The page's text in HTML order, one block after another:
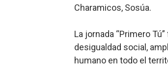
Charamicos, Sosúa.
La jornada “Primero
desigualdad social,
humano en todo el